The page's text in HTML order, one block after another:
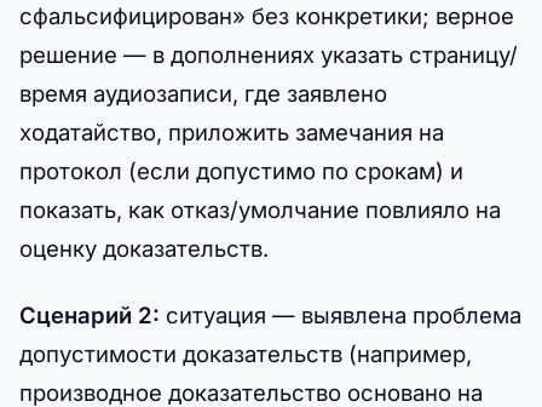
сфальсифицирован» без конкретики; верное
решение — в дополнениях указать страницу/
время аудиозаписи, где заявлено
ходатайство, приложить замечания на
протокол (если допустимо по срокам) и
показать, как отказ/умолчание повлияло на
оценку доказательств.
Сценарий 2: ситуация — выявлена проблема
допустимости доказательств (например,
производное доказательство основано на